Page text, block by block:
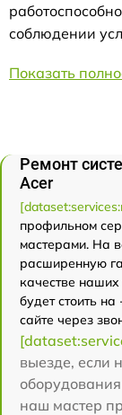
соблюдении
Показать
Ремонт
Acer
профильном
мастерами. На
расширенную
качестве наших
будет стоить
сайте через
выезде, если
наш мастер